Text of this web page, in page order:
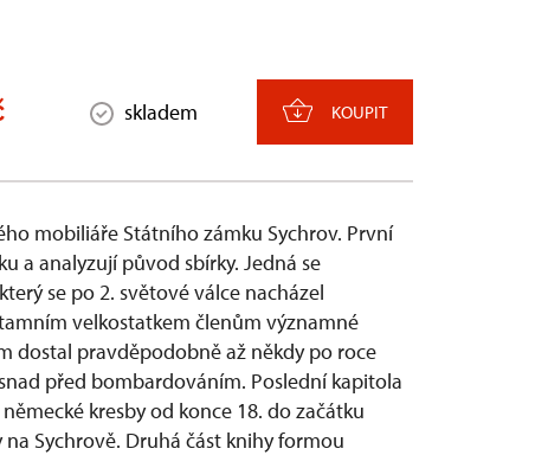
skladem KOUPIT
mobiliáře Státního zámku Sychrov. První
a analyzují původ sbírky. Jedná se
se po 2. světové válce nacházel
velkostatkem členům významné
dostal pravděpodobně až někdy po roce
před bombardováním. Poslední kapitola
kresby od konce 18. do začátku
Sychrově. Druhá část knihy formou